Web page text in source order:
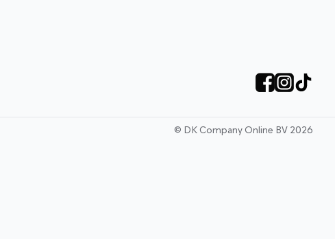
© DK Company Online BV 2026